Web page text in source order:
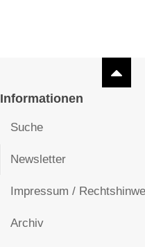
Informationen
Suche
Newsletter
Impressum /
Archiv